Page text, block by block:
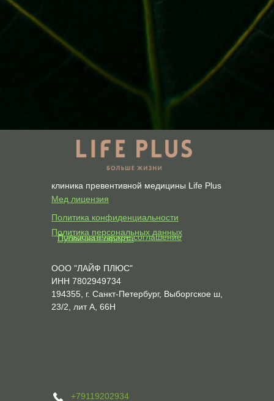
Политика конфиденциальности
ООО "ЛАЙФ ПЛЮС"
ИНН 7802949734
194355, г. Санкт-Петербург, Выборгское ш,
23/2, лит А, 66Н
+79119202934
Мед лицензия
клиника превентивной медицины Life Plus
Политика персональных данных
Публичная оферта
Пользовательское соглашение